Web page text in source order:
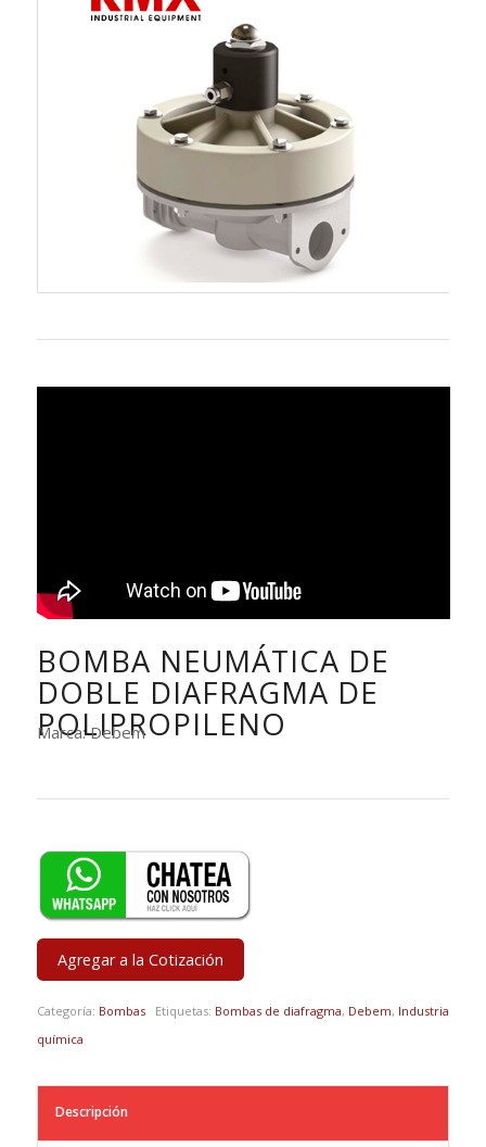
BOMBA NEUMÁTICA DE
DOBLE DIAFRAGMA DE
POLIPROPILENO
Marca: Debem
Agregar a la Cotización
Categoría: Bombas Etiquetas: Bombas de diafragma, Debem, Industria
química
Descripción